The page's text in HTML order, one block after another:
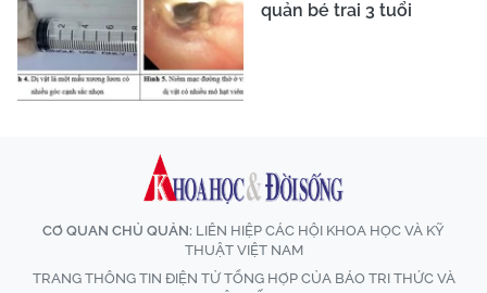
quản bé trai 3 tuổi
CƠ QUAN CHỦ QUẢN: LIÊN HIỆP CÁC HỘI KHOA HỌC VÀ KỸ
THUẬT VIỆT NAM
TRANG THÔNG TIN ĐIỆN TỬ TỔNG HỢP CỦA BÁO TRI THỨC VÀ